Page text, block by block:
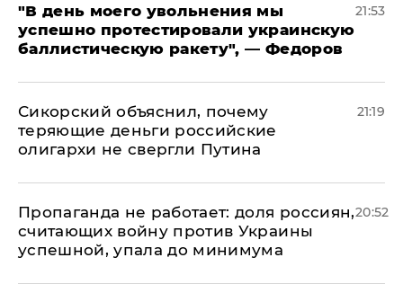
​"В день моего увольнения мы
успешно протестировали украинскую
баллистическую ракету", — Федоров
21:53
Сикорский объяснил, почему
теряющие деньги российские
олигархи не свергли Путина
21:19
​Пропаганда не работает: доля россиян,
считающих войну против Украины
успешной, упала до минимума
20:52